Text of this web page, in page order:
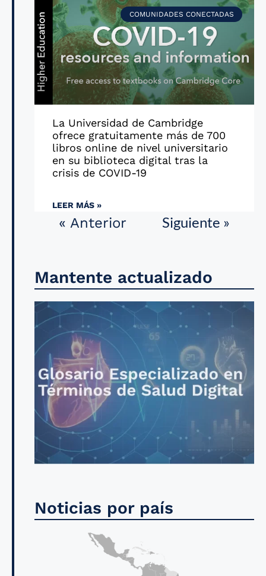
COMUNIDADES CONECTADAS
La Universidad de Cambridge
ofrece gratuitamente más de 700
libros online de nivel universitario
en su biblioteca digital tras la
crisis de COVID-19
LEER MÁS »
« Anterior Siguiente »
Mantente actualizado
Noticias por país